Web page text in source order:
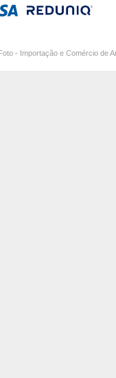
- Importação e Comércio